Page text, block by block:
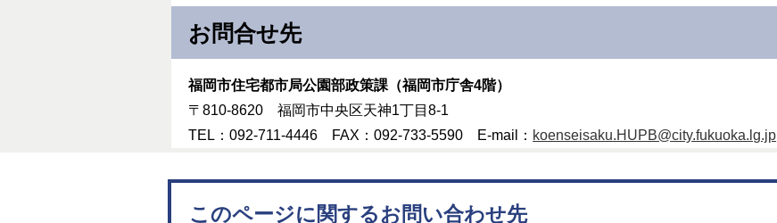
お問合せ先
福岡市住宅都市局公園部政策課（福岡市庁舎4階）
〒810-8620 福岡市中央区天神1丁目8-1
TEL：092-711-4446 FAX：092-733-5590 E-mail： koenseisaku.HUPB@city.fukuoka.lg.jp
このページに関するお問い合わせ先